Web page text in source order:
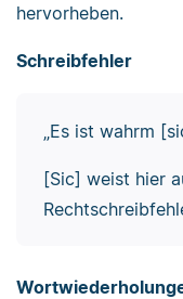
hervorheben.
Schreibfehler
„Es ist wahrm
[Sic] weist hier